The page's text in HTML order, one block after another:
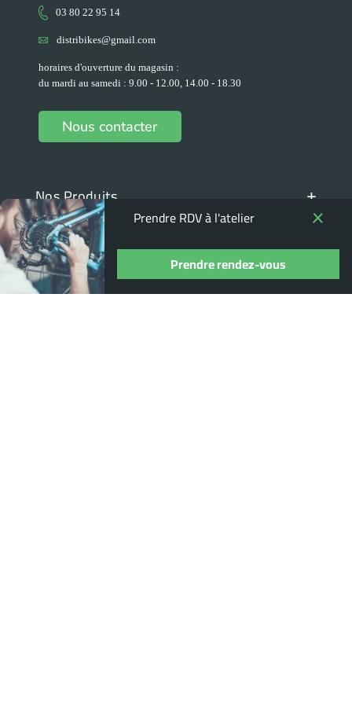
Prendre RDV à l'atelier
Prendre rendez-vous
03 80 22 95 14
distribikes@gmail.com
horaires d'ouverture du magasin :
du mardi au samedi : 9.00 - 12.00, 14.00 - 18.30
Nous contacter
Nos Produits +
Nos marques +
Espace client
+